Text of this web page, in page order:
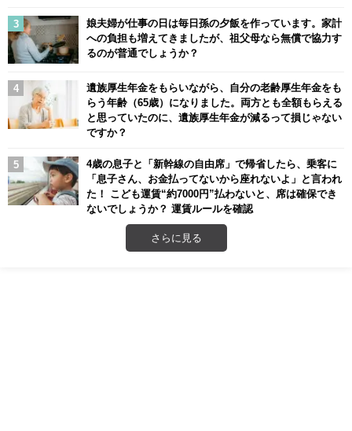
娘夫婦が仕事の日は毎日孫の夕飯を作っています。家計
への負担も増えてきましたが、祖父母なら無償で協力す
るのが普通でしょうか？
遺族厚生年金をもらいながら、自分の老齢厚生年金をも
らう年齢（65歳）になりました。両方とも全額もらえる
と思っていたのに、遺族厚生年金が減るって損じゃない
ですか？
4歳の息子と「新幹線の自由席」で帰省したら、乗客に
「息子さん、お金払ってないから座れないよ」と言われ
た！ こども運賃“約7000円”払わないと、席は確保でき
ないでしょうか？ 運賃ルールを確認
さらに見る